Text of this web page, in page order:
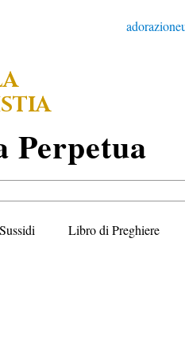
PErpetua
Sussidi Libro di Preghiere